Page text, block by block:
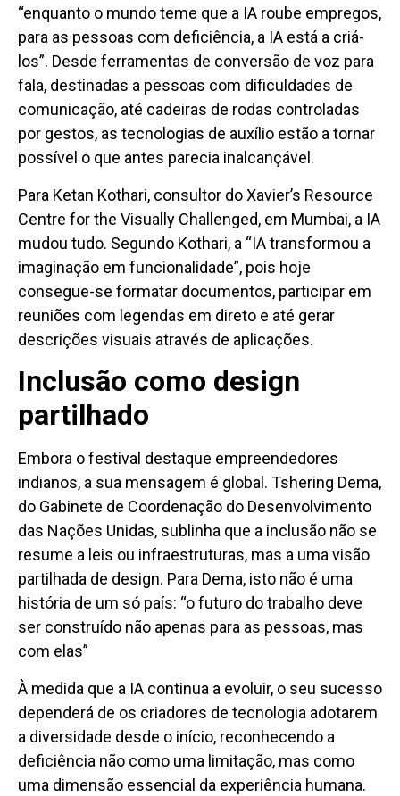
“enquanto o mundo teme que a IA roube empregos,
para as pessoas com deficiência, a IA está a criá-
los”. Desde ferramentas de conversão de voz para
fala, destinadas a pessoas com dificuldades de
comunicação, até cadeiras de rodas controladas
por gestos, as tecnologias de auxílio estão a tornar
possível o que antes parecia inalcançável.
Para Ketan Kothari, consultor do Xavier’s Resource
Centre for the Visually Challenged, em Mumbai, a IA
mudou tudo. Segundo Kothari, a “IA transformou a
imaginação em funcionalidade”, pois hoje
consegue-se formatar documentos, participar em
reuniões com legendas em direto e até gerar
descrições visuais através de aplicações.
Inclusão como design
partilhado
Embora o festival destaque empreendedores
indianos, a sua mensagem é global. Tshering Dema,
do Gabinete de Coordenação do Desenvolvimento
das Nações Unidas, sublinha que a inclusão não se
resume a leis ou infraestruturas, mas a uma visão
partilhada de design. Para Dema, isto não é uma
história de um só país: “o futuro do trabalho deve
ser construído não apenas para as pessoas, mas
com elas”
À medida que a IA continua a evoluir, o seu sucesso
dependerá de os criadores de tecnologia adotarem
a diversidade desde o início, reconhecendo a
deficiência não como uma limitação, mas como
uma dimensão essencial da experiência humana.